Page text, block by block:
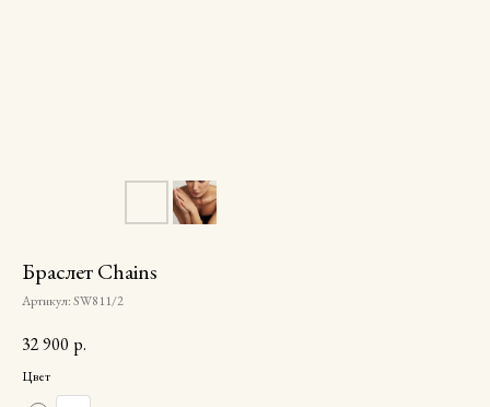
Браслет Chains
Артикул:SW811/2
32 900 р.
Цвет